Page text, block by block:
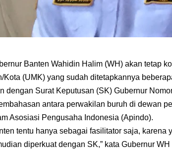
Banten Wahidin Halim (WH) akan tetap
Kota (UMK) yang sudah ditetapkannya
dengan Surat Keputusan (SK) Gubernur
antara perwakilan buruh di dewan
Asosiasi Pengusaha Indonesia (Apindo).
tentu hanya sebagai fasilitator saja, karena
diperkuat dengan SK,” kata Gubernur